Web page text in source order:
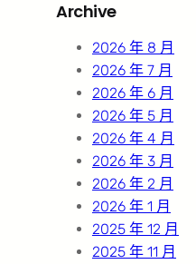
c
Archive
2026 年 8 月
2026 年 7 月
2026 年 6 月
2026 年 5 月
2026 年 4 月
2026 年 3 月
2026 年 2 月
2026 年 1 月
2025 年 12 月
2025 年 11 月